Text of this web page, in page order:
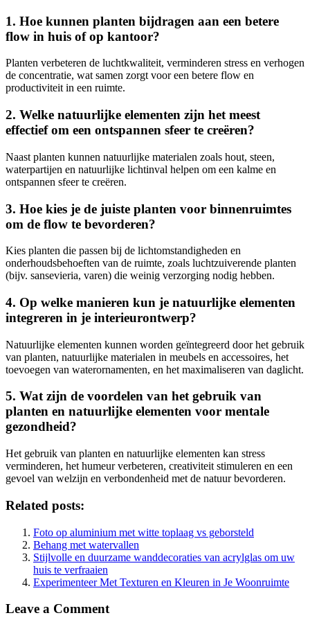
1. Hoe kunnen planten bijdragen aan een betere
flow in huis of op kantoor?
Planten verbeteren de luchtkwaliteit, verminderen stress en verhogen
de concentratie, wat samen zorgt voor een betere flow en
productiviteit in een ruimte.
2. Welke natuurlijke elementen zijn het meest
effectief om een ontspannen sfeer te creëren?
Naast planten kunnen natuurlijke materialen zoals hout, steen,
waterpartijen en natuurlijke lichtinval helpen om een kalme en
ontspannen sfeer te creëren.
3. Hoe kies je de juiste planten voor binnenruimtes
om de flow te bevorderen?
Kies planten die passen bij de lichtomstandigheden en
onderhoudsbehoeften van de ruimte, zoals luchtzuiverende planten
(bijv. sansevieria, varen) die weinig verzorging nodig hebben.
4. Op welke manieren kun je natuurlijke elementen
integreren in je interieurontwerp?
Natuurlijke elementen kunnen worden geïntegreerd door het gebruik
van planten, natuurlijke materialen in meubels en accessoires, het
toevoegen van waterornamenten, en het maximaliseren van daglicht.
5. Wat zijn de voordelen van het gebruik van
planten en natuurlijke elementen voor mentale
gezondheid?
Het gebruik van planten en natuurlijke elementen kan stress
verminderen, het humeur verbeteren, creativiteit stimuleren en een
gevoel van welzijn en verbondenheid met de natuur bevorderen.
Related posts:
Foto op aluminium met witte toplaag vs geborsteld
Behang met watervallen
Stijlvolle en duurzame wanddecoraties van acrylglas om uw
huis te verfraaien
Experimenteer Met Texturen en Kleuren in Je Woonruimte
Leave a Comment